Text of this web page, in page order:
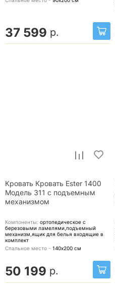
37 599 р.
Кровать Кровать Ester 1400
Модель 311 с подъемным
механизмом
Компоненты: ортопедическое с
березовыми ламелями,подъемный
механизм,ящик для белья входящие в
комплект
Спальное место - 140х200 см
50 199 р.